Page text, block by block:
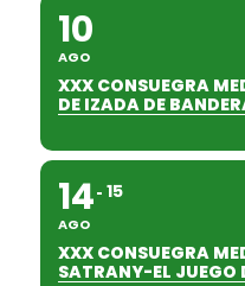
10
AGO
XXX CONSUEGRA
DE IZADA DE
14
AGO
15
XXX CONSUEGRA
SATRANY-EL JUEGO